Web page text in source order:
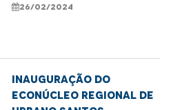
pública que estão sem
26/02/2024
Inauguração do
Econúcleo Regional de